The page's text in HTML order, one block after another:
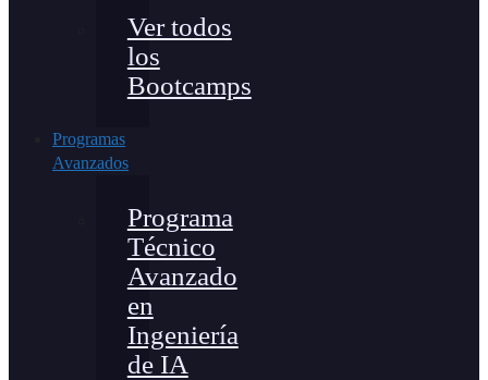
Ver todos
los
Bootcamps
Programas
Avanzados
Programa
Técnico
Avanzado
en
Ingeniería
de IA